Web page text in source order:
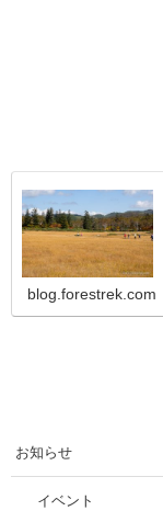
blog.forestrek.com
お知らせ
イベント